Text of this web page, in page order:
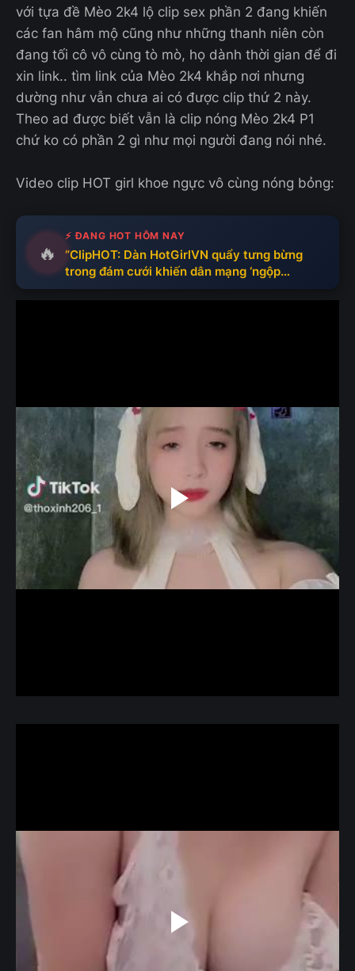
với tựa đề Mèo 2k4 lộ clip sex phần 2 đang khiến
các fan hâm mộ cũng như những thanh niên còn
đang tối cô vô cùng tò mò, họ dành thời gian để đi
xin link.. tìm link của Mèo 2k4 khắp nơi nhưng
dường như vẫn chưa ai có được clip thứ 2 này.
Theo ad được biết vẫn là clip nóng Mèo 2k4 P1
chứ ko có phần 2 gì như mọi người đang nói nhé.
Video clip HOT girl khoe ngực vô cùng nóng bỏng:
🔥
⚡ ĐANG HOT HÔM NAY
“ClipHOT: Dàn HotGirlVN quẩy tưng bừng
trong đám cưới khiến dân mạng ‘ngộp
visual’!”